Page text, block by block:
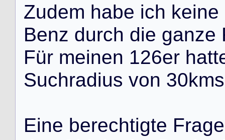
Zudem habe ich keine
Benz durch die ganze
Für meinen 126er hatt
Suchradius von 30kms
Eine berechtigte Frage